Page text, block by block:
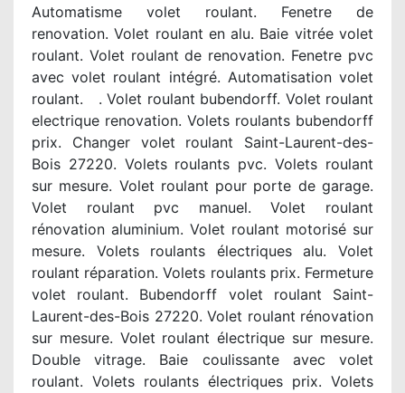
Automatisme volet roulant. Fenetre de
renovation. Volet roulant en alu. Baie vitrée volet
roulant. Volet roulant de renovation. Fenetre pvc
avec volet roulant intégré. Automatisation volet
roulant. . Volet roulant bubendorff. Volet roulant
electrique renovation. Volets roulants bubendorff
prix. Changer volet roulant Saint-Laurent-des-
Bois 27220. Volets roulants pvc. Volets roulant
sur mesure. Volet roulant pour porte de garage.
Volet roulant pvc manuel. Volet roulant
rénovation aluminium. Volet roulant motorisé sur
mesure. Volets roulants électriques alu. Volet
roulant réparation. Volets roulants prix. Fermeture
volet roulant. Bubendorff volet roulant Saint-
Laurent-des-Bois 27220. Volet roulant rénovation
sur mesure. Volet roulant électrique sur mesure.
Double vitrage. Baie coulissante avec volet
roulant. Volets roulants électriques prix. Volets